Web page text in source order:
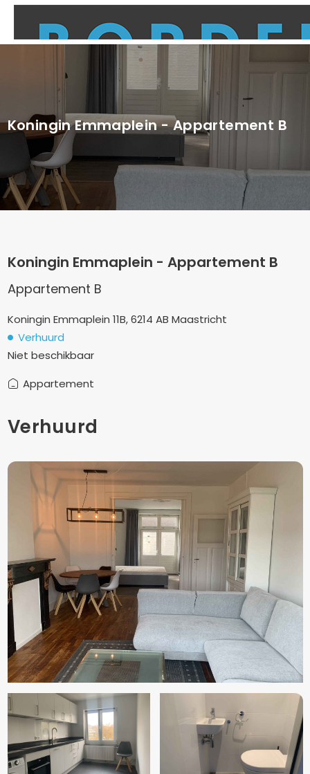
Koningin Emmaplein - Appartement B
Koningin Emmaplein - Appartement B
Appartement B
Koningin Emmaplein 11B, 6214 AB Maastricht
Verhuurd
Niet beschikbaar
Appartement
Verhuurd